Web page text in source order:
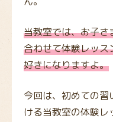
当教室では、お子さ
合わせて体験レッス
好きになりますよ。
今回は、初めての
ける当教室の体験レ